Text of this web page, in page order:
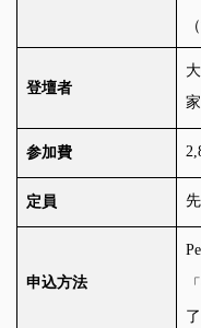
登壇者
家
参加費
定員
申込方法
了